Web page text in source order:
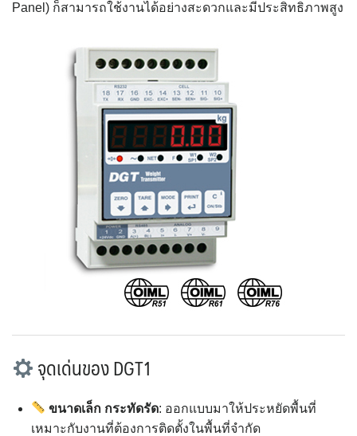
Panel) ก็สามารถใช้งานได้อย่างสะดวกและมีประสิทธิภาพสูง
จุดเด่นของ DGT1
ขนาดเล็ก กระทัดรัด: ออกแบบมาให้ประหยัดพื้นที่
เหมาะกับงานที่ต้องการติดตั้งในพื้นที่จำกัด